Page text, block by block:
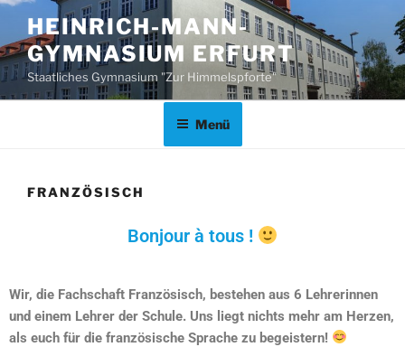
HEINRICH-MANN-
GYMNASIUM ERFURT
Staatliches Gymnasium "Zur Himmelspforte"
Menü
FRANZÖSISCH
Bonjour à tous !
Wir, die Fachschaft Französisch, bestehen aus 6 Lehrerinnen
und einem Lehrer der Schule. Uns liegt nichts mehr am Herzen,
als euch für die französische Sprache zu begeistern!